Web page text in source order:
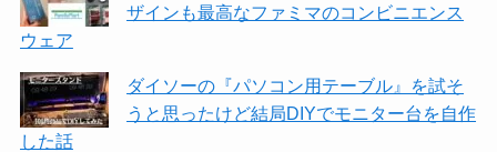
ザインも最高なファミマのコンビニエンス
ウェア
ダイソーの『パソコン用テーブル』を試そ
うと思ったけど結局DIYでモニター台を自作
した話